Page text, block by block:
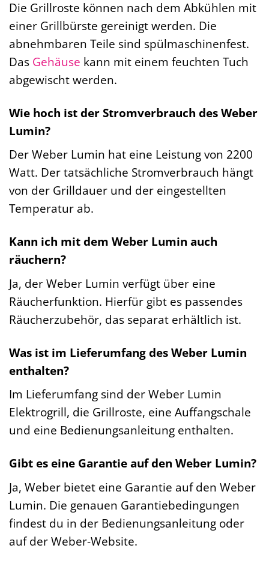
Die Grillroste können nach dem Abkühlen mit
einer Grillbürste gereinigt werden. Die
abnehmbaren Teile sind spülmaschinenfest.
Das Gehäuse kann mit einem feuchten Tuch
abgewischt werden.
Wie hoch ist der Stromverbrauch des Weber
Lumin?
Der Weber Lumin hat eine Leistung von 2200
Watt. Der tatsächliche Stromverbrauch hängt
von der Grilldauer und der eingestellten
Temperatur ab.
Kann ich mit dem Weber Lumin auch
räuchern?
Ja, der Weber Lumin verfügt über eine
Räucherfunktion. Hierfür gibt es passendes
Räucherzubehör, das separat erhältlich ist.
Was ist im Lieferumfang des Weber Lumin
enthalten?
Im Lieferumfang sind der Weber Lumin
Elektrogrill, die Grillroste, eine Auffangschale
und eine Bedienungsanleitung enthalten.
Gibt es eine Garantie auf den Weber Lumin?
Ja, Weber bietet eine Garantie auf den Weber
Lumin. Die genauen Garantiebedingungen
findest du in der Bedienungsanleitung oder
auf der Weber-Website.